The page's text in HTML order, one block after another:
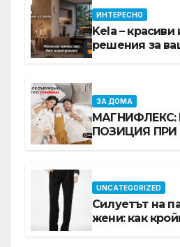
ИНТЕРЕСНО
Kela –
решения за
ЗА ДОМА
МАГНИФЛЕКС:
ПОЗИЦИЯ ПРИ
UNCATEGORIZED
Силуетът на
жени: как